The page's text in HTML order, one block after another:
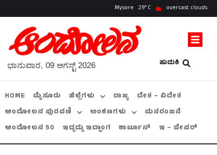
Mysore 29 overcast clouds
ಹುಡುಕಿ
ಭಾನುವಾರ, 09 ಆಗಸ್ಟ್ 2026
HOME ಮೈಸೂರು ಜಿಲ್ಲೆಗಳು ರಾಜ್ಯ
ದೇಶ – ವಿದೇಶ
ಆಂದೋಲನ ಪುರವಣಿ
ಅಂಕಣಗಳು
ಮನರಂಜನೆ
ಆಂದೋಲನ 50
ಇದ್ದದ್ದು ಇದ್ಹಾಂಗ ಕಾರ್ಟೂನ್ ಇ – ಪೇಪರ್